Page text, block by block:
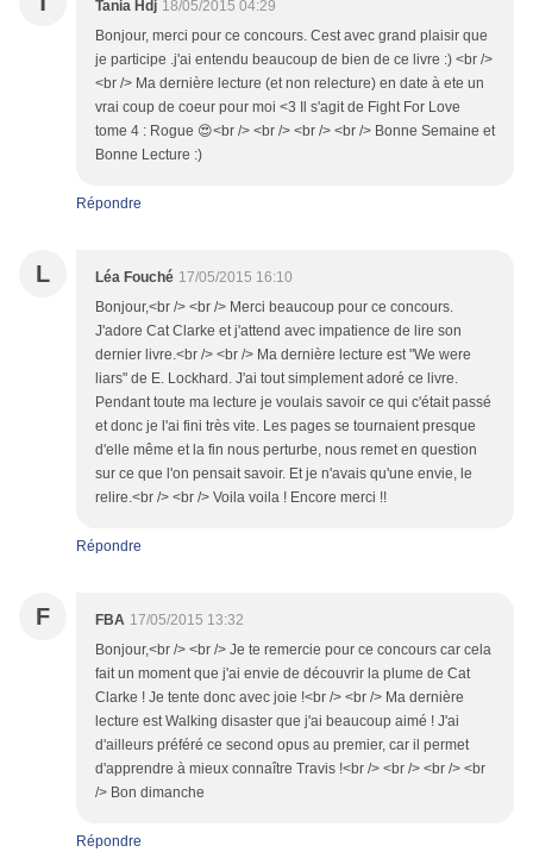
Tania Hdj 18/05/2015 04:29
Bonjour, merci pour ce concours. Cest avec grand plaisir que
je participe .j'ai entendu beaucoup de bien de ce livre :) <br />
<br /> Ma dernière lecture (et non relecture) en date à ete un
vrai coup de coeur pour moi <3 Il s'agit de Fight For Love
tome 4 : Rogue 😍<br /> <br /> <br /> <br /> Bonne Semaine et
Bonne Lecture :)
Répondre
L Léa Fouché 17/05/2015 16:10
Bonjour,<br /> <br /> Merci beaucoup pour ce concours.
J'adore Cat Clarke et j'attend avec impatience de lire son
dernier livre.<br /> <br /> Ma dernière lecture est "We were
liars" de E. Lockhard. J'ai tout simplement adoré ce livre.
Pendant toute ma lecture je voulais savoir ce qui c'était passé
et donc je l'ai fini très vite. Les pages se tournaient presque
d'elle même et la fin nous perturbe, nous remet en question
sur ce que l'on pensait savoir. Et je n'avais qu'une envie, le
relire.<br /> <br /> Voila voila ! Encore merci !!
Répondre
F FBA 17/05/2015 13:32
Bonjour,<br /> <br /> Je te remercie pour ce concours car cela
fait un moment que j'ai envie de découvrir la plume de Cat
Clarke ! Je tente donc avec joie !<br /> <br /> Ma dernière
lecture est Walking disaster que j'ai beaucoup aimé ! J'ai
d'ailleurs préféré ce second opus au premier, car il permet
d'apprendre à mieux connaître Travis !<br /> <br /> <br /> <br
/> Bon dimanche
Répondre